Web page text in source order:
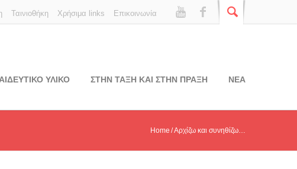
Επικοινωνία
Χρήσιμα links
Ταινιοθήκη
ΥΛΙΚΟ ΣΤΗΝ ΤΑΞΗ ΚΑΙ ΣΤΗΝ ΠΡΑΞΗ ΝΕΑ
Home Αρχίζω και συνηθίζω…